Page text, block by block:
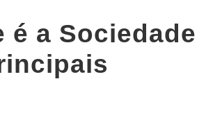
é a Sociedade